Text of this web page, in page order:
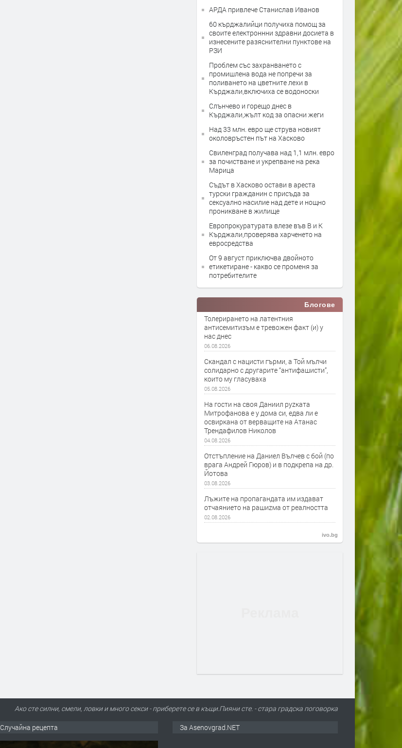
АРДА привлече Станислав Иванов
60 кърджалийци получиха помощ за
своите електроннни здравни досиета в
изнесените разяснителни пунктове на
РЗИ
Проблем със захранването с
промишлена вода не попречи за
поливането на цветните лехи в
Кърджали,включиха се водоноски
Слънчево и горещо днес в
Кърджали,жълт код за опасни жеги
Над 33 млн. евро ще струва новият
околовръстен път на Хасково
Свиленград получава над 1,1 млн. евро
за почистване и укрепване на река
Марица
Съдът в Хасково остави в ареста
турски гражданин с присъда за
сексуално насилие над дете и нощно
проникване в жилище
Европрокуратурата влезе във В и К
Кърджали,проверява харченето на
евросредства
От 9 август приключва двойното
етикетиране - какво се променя за
потребителите
Блогове
Толерирането на латентния
антисемитизъм е тревожен факт (и) у
нас днес
06.08.2026
Скандал с нацисти гърми, а Той мълчи
солидарно с другарите “антифашисти”,
които му гласуваха
05.08.2026
На гости на своя Даниил руzката
Митрофанова е у дома си, едва ли е
освиркана от верващите на Атанас
Трендафилов Николов
04.08.2026
Отстъпление на Даниел Вълчев с бой (по
врага Андрей Гюров) и в подкрепа на др.
Йотова
03.08.2026
Лъжите на пропагандата им издават
отчаянието на рашиzма от реалността
02.08.2026
ivo.bg
Ако сте силни, смели, ловки и много секси - приберете се в къщи.Пияни сте. - стара градска поговорка
Случайна рецепта За Asenovgrad.NET